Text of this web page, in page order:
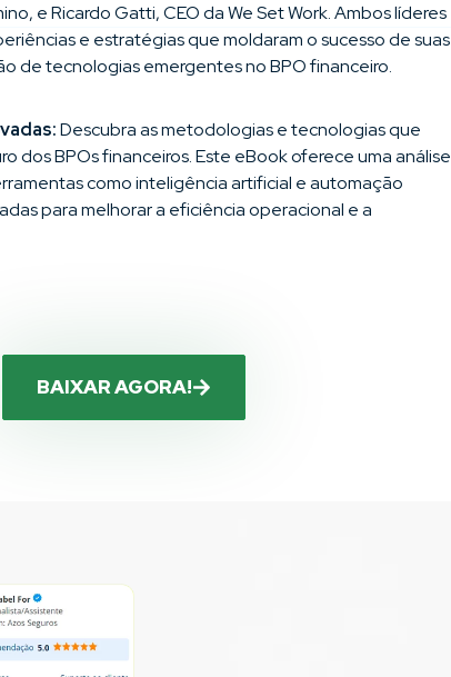
e Ricardo Gatti, CEO da We Set Work. Ambos líderes
e estratégias que moldaram o sucesso de suas
de tecnologias emergentes no BPO financeiro.
Descubra as metodologias e tecnologias que
dos BPOs financeiros. Este eBook oferece uma análise
como inteligência artificial e automação
para melhorar a eficiência operacional e a
BAIXAR AGORA!